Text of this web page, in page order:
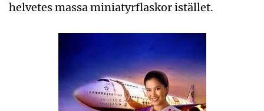
helvetes massa miniatyrflaskor istället.